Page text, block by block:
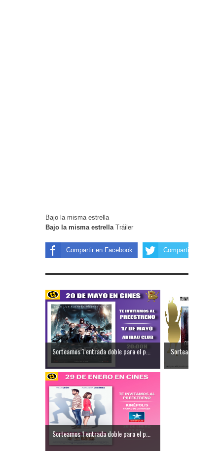
Bajo la misma estrella
Bajo la misma estrella Tráiler
Compartir en Facebook Compartir en Twitter
Sorteamos 1 entrada doble para el p... Sorteamos 2
Sorteamos 1 entrada doble para el p...